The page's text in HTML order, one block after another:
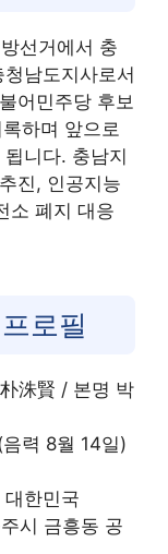
선거에서 충
남도지사로서
어민주당 후보
하며 앞으로
니다. 충남지
진, 인공지능
소 폐지 대응
로필
洙賢 / 본명 박
력 8월 14일)
한민국
시 금흥동 공